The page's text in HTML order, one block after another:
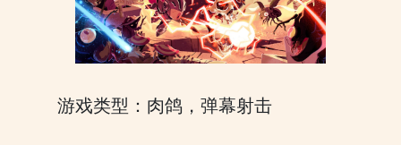
游戏类型：肉鸽，弹幕射击